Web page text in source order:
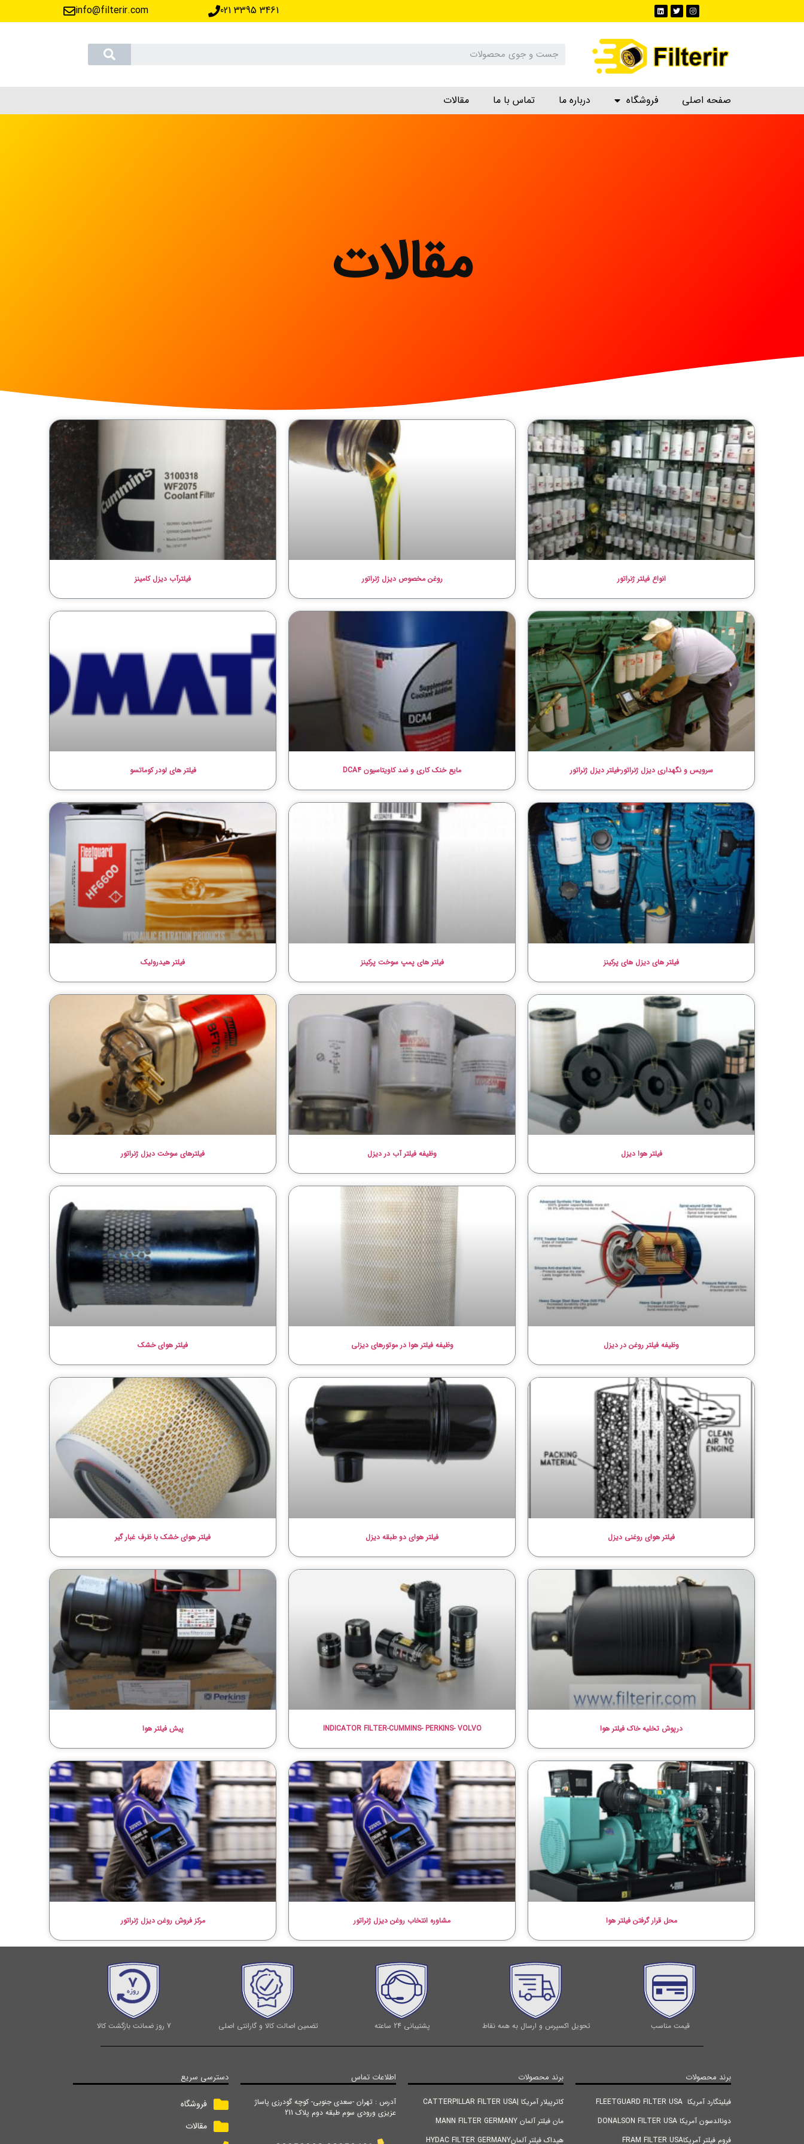
‪021 3395 3461
info@filterir.com
صفحه اصلی فروشگاه درباره ما تماس با ما مقالات
مقالات
انواع فیلتر ژنراتور روغن مخصوص دیزل ژنراتور فیلترآب دیزل کامینز
سرویس و نگهداری دیزل ژنراتور-فیلتر دیزل ژنراتور مایع خنک کاری و ضد کاویتاسیون DCA4 فیلتر های لودر کوماتسو
فیلتر های دیزل های پرکینز فیلتر های پمپ سوخت پرکینز فیلتر هیدرولیک
فیلتر هوا دیزل وظیفه فیلتر آب در دیزل فیلترهای سوخت دیزل ژنراتور
وظیفه فیلتر روغن در دیزل وظیفه فیلتر هوا در موتورهای دیزلی فیلتر هوای خشک
فیلتر هوای روغنی دیزل فیلتر هوای دو طبقه دیزل فیلتر هوای خشک با ظرف غبار گیر
درپوش تخلیه خاک فیلتر هوا INDICATOR FILTER-CUMMINS- PERKINS- VOLVO پیش فیلتر هوا
محل قرار گرفتن فیلتر هوا مشاوره انتخاب روغن دیزل ژنراتور مرکز فروش روغن دیزل ژنراتور
قیمت مناسب تحویل اکسپرس و ارسال به همه نقاط پشتیبانی 24 ساعته تضمین اصالت کالا و گارانتی اصلی 7 روز ضمانت بازگشت کالا
برند محصولات
فیلیتگارد آمریکا FLEETGUARD FILTER USA
دونالدسون آمریکا DONALSON FILTER USA
فروم فیلتر آمریکاFRAM FILTER USA
برند محصولات
کاترپیلار آمریکا |CATTERPILLAR FILTER USA
مان فیلتر آلمان MANN FILTER GERMANY
هیداک فیلتر آلمانHYDAC FILTER GERMANY
اطلاعات تماس
آدرس : تهران -سعدی جنوبی- کوچه گودرزی پاساژ
عزیزی ورودی سوم طبقه دوم پلاک 211
دسترسی سریع
فروشگاه
مقالات